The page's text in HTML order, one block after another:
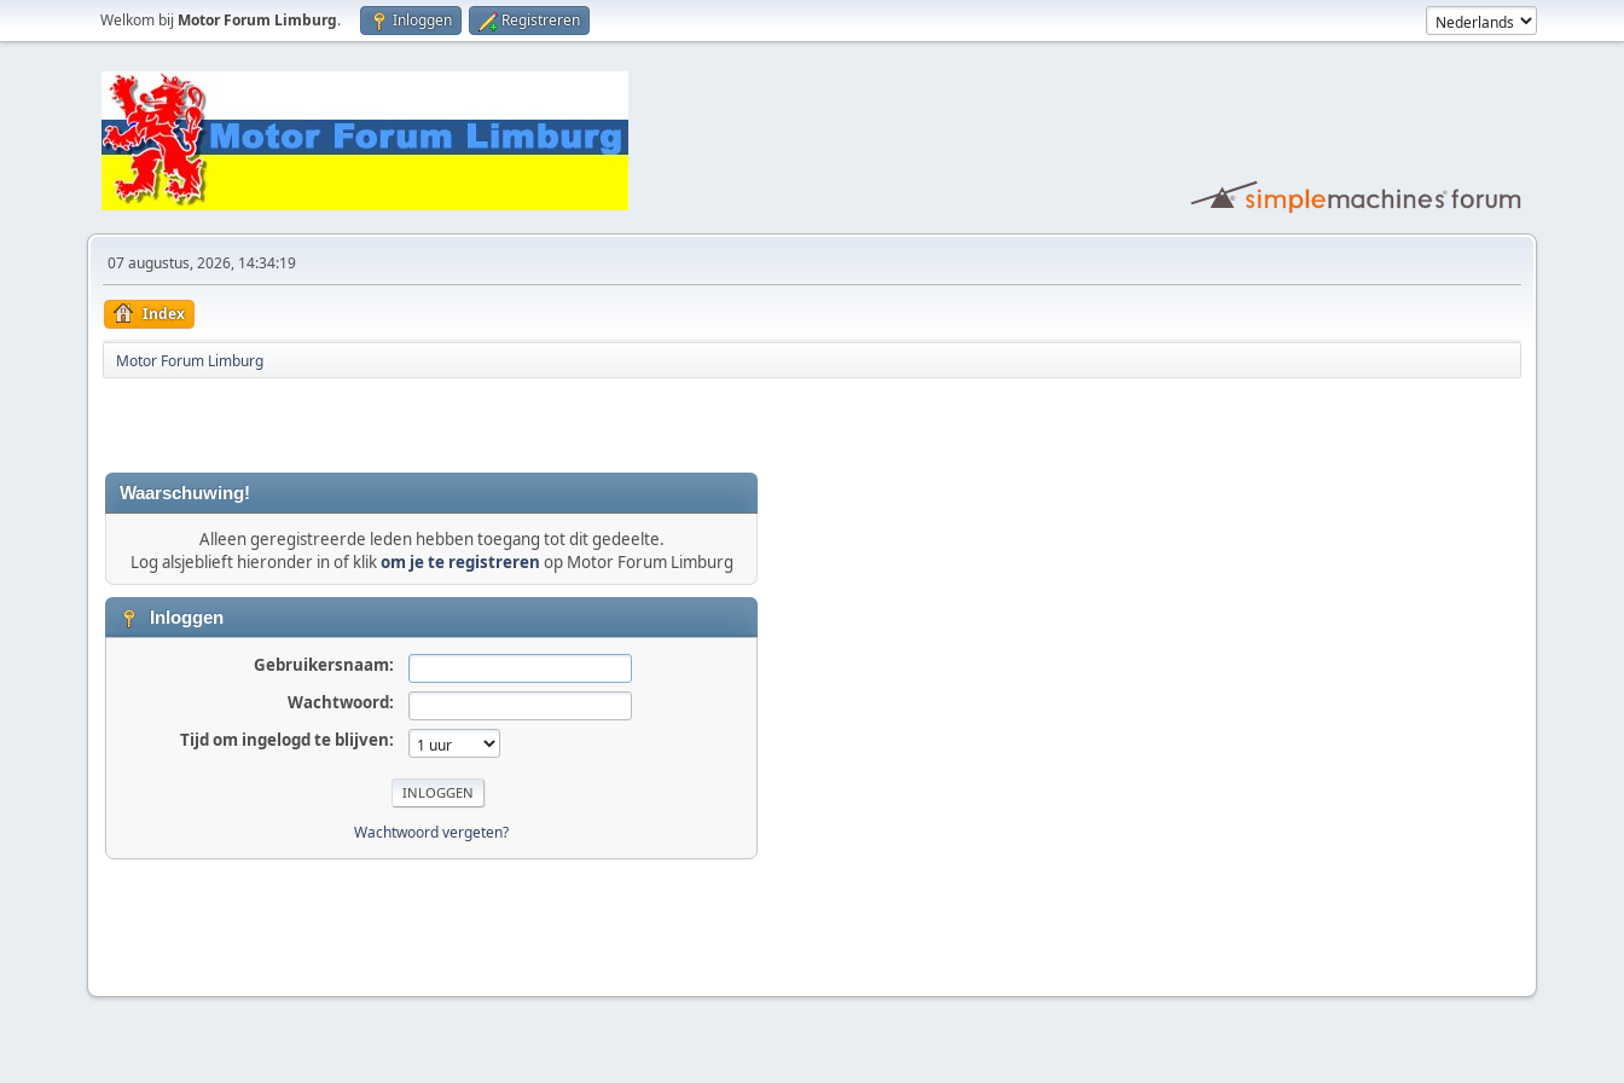
Welkom bij Motor Forum Limburg. Inloggen Registreren
07 augustus, 2026, 14:34:19
Index
Motor Forum Limburg
Waarschuwing!
Alleen geregistreerde leden hebben toegang tot dit gedeelte.
Log alsjeblieft hieronder in of klikom je te registreren op Motor Forum Limburg
Inloggen
Gebruikersnaam:
Wachtwoord:
Tijd om ingelogd te blijven:
Wachtwoord vergeten?